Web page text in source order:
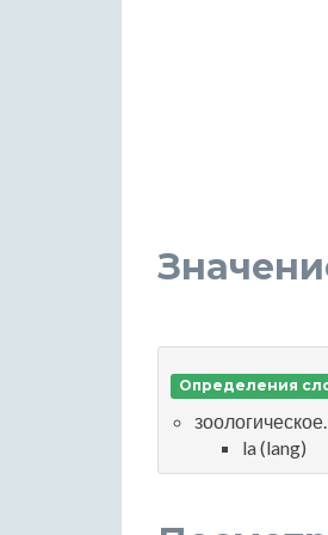
Определения
зоологическое.
la (lang)